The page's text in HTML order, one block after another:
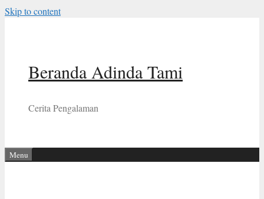
Skip to content
Beranda Adinda Tami
Cerita Pengalaman
Menu